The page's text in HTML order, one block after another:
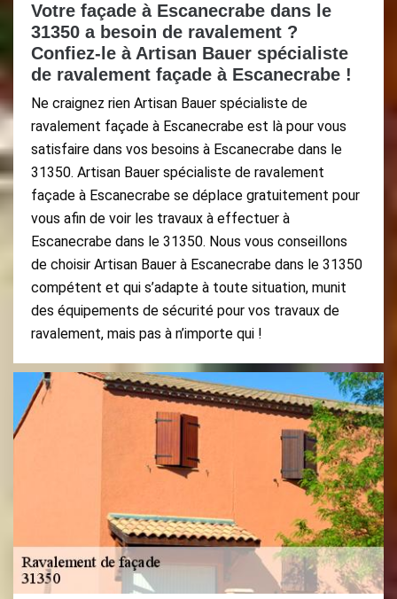
Votre façade à Escanecrabe dans le
31350 a besoin de ravalement ?
Confiez-le à Artisan Bauer spécialiste
de ravalement façade à Escanecrabe !
Ne craignez rien Artisan Bauer spécialiste de
ravalement façade à Escanecrabe est là pour vous
satisfaire dans vos besoins à Escanecrabe dans le
31350. Artisan Bauer spécialiste de ravalement
façade à Escanecrabe se déplace gratuitement pour
vous afin de voir les travaux à effectuer à
Escanecrabe dans le 31350. Nous vous conseillons
de choisir Artisan Bauer à Escanecrabe dans le 31350
compétent et qui s’adapte à toute situation, munit
des équipements de sécurité pour vos travaux de
ravalement, mais pas à n’importe qui !